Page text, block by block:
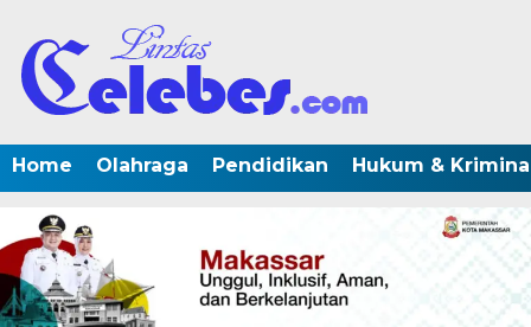
Home Olahraga Pendidikan Hukum &